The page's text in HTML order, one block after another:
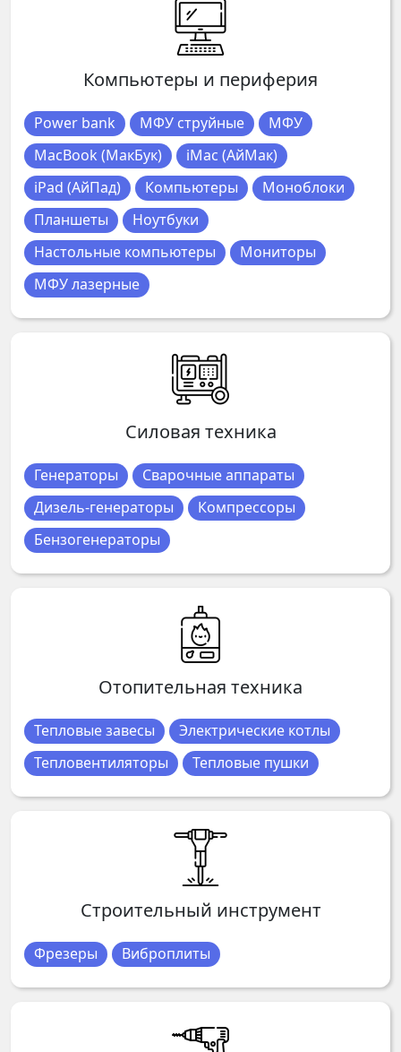
Компьютеры и периферия
Power bank МФУ струйные
МФУ
MacBook (МакБук)
iMac (АйМак)
iPad (АйПад)
Компьютеры
Моноблоки
Планшеты
Ноутбуки
Настольные компьютеры
Мониторы
МФУ лазерные
Силовая техника
Генераторы
Сварочные аппараты
Дизель-генераторы
Компрессоры
Бензогенераторы
Отопительная техника
Тепловые завесы
Электрические котлы
Тепловентиляторы
Тепловые пушки
Строительный инструмент
Фрезеры Виброплиты